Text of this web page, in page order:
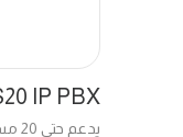
IP PBX